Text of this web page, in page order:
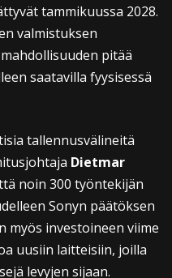
tammikuussa 2028.
valmistuksen
pitää
saatavilla fyysisessä
tallennusvälineitä
Dietmar
noin 300 työntekijän
Sonyn päätöksen
myös investoineen viime
uusiin laitteisiin, joilla
levyjen sijaan.